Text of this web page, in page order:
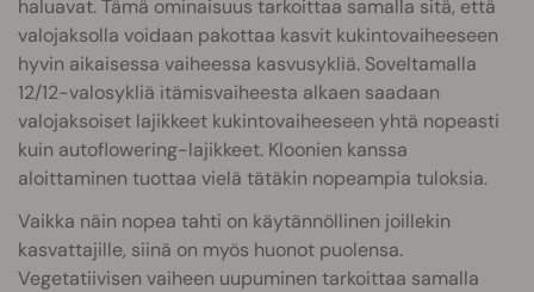
haluavat. Tämä ominaisuus tarkoittaa samalla sitä, että
valojaksolla voidaan pakottaa kasvit kukintovaiheeseen
hyvin aikaisessa vaiheessa kasvusykliä. Soveltamalla
12/12-valosykliä itämisvaiheesta alkaen saadaan
valojaksoiset lajikkeet kukintovaiheeseen yhtä nopeasti
kuin autoflowering-lajikkeet. Kloonien kanssa
aloittaminen tuottaa vielä tätäkin nopeampia tuloksia.
Vaikka näin nopea tahti on käytännöllinen joillekin
kasvattajille, siinä on myös huonot puolensa.
Vegetatiivisen vaiheen uupuminen tarkoittaa samalla